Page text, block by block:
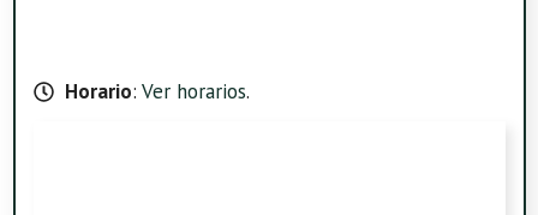
Horario: Ver horarios.